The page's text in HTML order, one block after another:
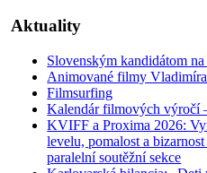
Aktuality
Slovenským kandidátom
Animované filmy
Filmsurfing
Kalendár filmových výročí
KVIFF a Proxima 2026:
levelu, pomalost a
paralelní soutěžní sekce